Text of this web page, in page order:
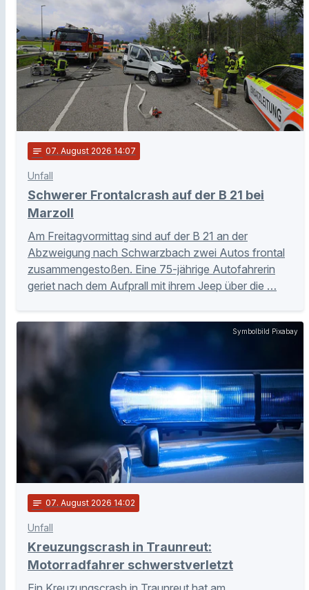
notes 07. August 2026 14:07
Unfall
Schwerer Frontalcrash auf der B 21 bei
Marzoll
Am Freitagvormittag sind auf der B 21 an der
Abzweigung nach Schwarzbach zwei Autos frontal
zusammengestoßen. Eine 75-jährige Autofahrerin
geriet nach dem Aufprall mit ihrem Jeep über die …
Symbolbild Pixabay
notes 07. August 2026 14:02
Unfall
Kreuzungscrash in Traunreut:
Motorradfahrer schwerstverletzt